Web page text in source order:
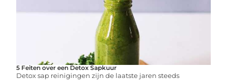
5 Feiten over een Detox Sapkuur
Detox sap reinigingen zijn de laatste jaren steeds